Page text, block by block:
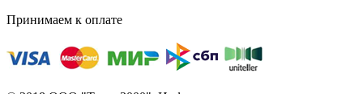
Принимаем к оплате